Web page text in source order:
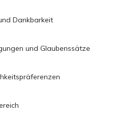
Dankbarkeit
und Glaubenssätze